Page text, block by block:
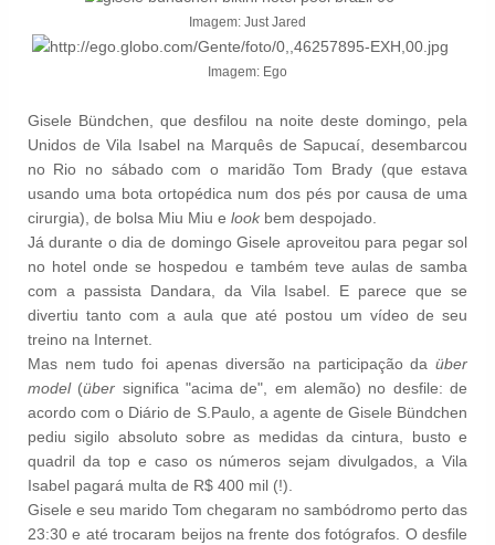
Imagem: Just Jared
Imagem: Ego
Gisele Bündchen, que desfilou na noite deste domingo, pela
Unidos de Vila Isabel na Marquês de Sapucaí, desembarcou
no Rio no sábado com o maridão Tom Brady (que estava
usando uma bota ortopédica num dos pés por causa de uma
cirurgia), de bolsa Miu Miu e lookbem despojado.
Já durante o dia de domingo Gisele aproveitou para pegar sol
no hotel onde se hospedou e também teve aulas de samba
com a passista Dandara, da Vila Isabel. E parece que se
divertiu tanto com a aula que até postou um vídeo de seu
treino na Internet.
Mas nem tudo foi apenas diversão na participação daüber
model(über significa "acima de", em alemão) no desfile: de
acordo com o Diário de S.Paulo, a agente de Gisele Bündchen
pediu sigilo absoluto sobre as medidas da cintura, busto e
quadril da top e caso os números sejam divulgados, a Vila
Isabel pagará multa de R$ 400 mil (!).
Gisele e seu marido Tom chegaram no sambódromo perto das
23:30 e até trocaram beijos na frente dos fotógrafos. O desfile